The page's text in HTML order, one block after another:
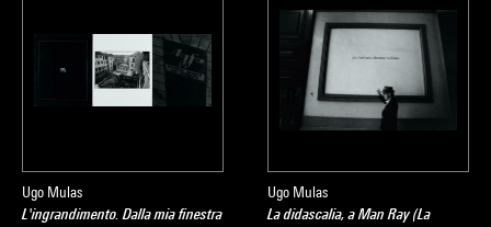
Ugo Mulas
L'ingrandimento. Dalla mia finestra
Ugo Mulas
La didascalia, a Man Ray (La